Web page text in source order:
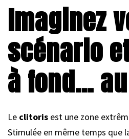
Imaginez
scénario
à fond…
Le clitoris est une zone
Stimulée en même temps que